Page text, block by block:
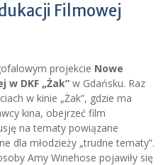
Filmowej
projekcie Nowe
w DKF „Żak” w Gdańsku. Raz
w kinie „Żak”, gdzie ma
kina, obejrzeć film
na tematy powiązane
dla młodzieży „trudne tematy”.
Amy Winehose pojawiły się